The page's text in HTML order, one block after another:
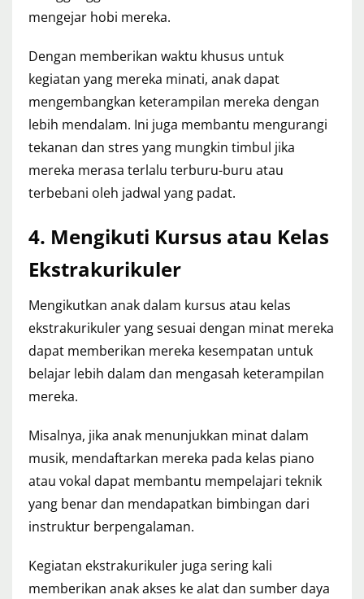
mengejar hobi mereka.
Dengan memberikan waktu khusus untuk
kegiatan yang mereka minati, anak dapat
mengembangkan keterampilan mereka dengan
lebih mendalam. Ini juga membantu mengurangi
tekanan dan stres yang mungkin timbul jika
mereka merasa terlalu terburu-buru atau
terbebani oleh jadwal yang padat.
4. Mengikuti Kursus atau Kelas
Ekstrakurikuler
Mengikutkan anak dalam kursus atau kelas
ekstrakurikuler yang sesuai dengan minat mereka
dapat memberikan mereka kesempatan untuk
belajar lebih dalam dan mengasah keterampilan
mereka.
Misalnya, jika anak menunjukkan minat dalam
musik, mendaftarkan mereka pada kelas piano
atau vokal dapat membantu mempelajari teknik
yang benar dan mendapatkan bimbingan dari
instruktur berpengalaman.
Kegiatan ekstrakurikuler juga sering kali
memberikan anak akses ke alat dan sumber daya